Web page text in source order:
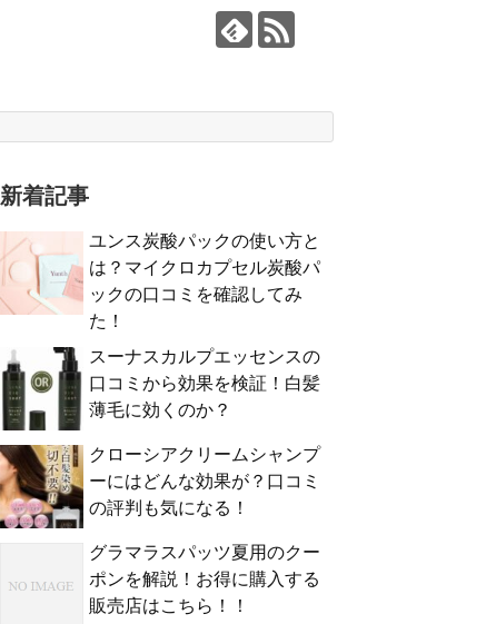
新着記事
ユンス炭酸パックの使い方と
は？マイクロカプセル炭酸パ
ックの口コミを確認してみ
た！
スーナスカルプエッセンスの
口コミから効果を検証！白髪
薄毛に効くのか？
クローシアクリームシャンプ
ーにはどんな効果が？口コミ
の評判も気になる！
グラマラスパッツ夏用のクー
ポンを解説！お得に購入する
販売店はこちら！！